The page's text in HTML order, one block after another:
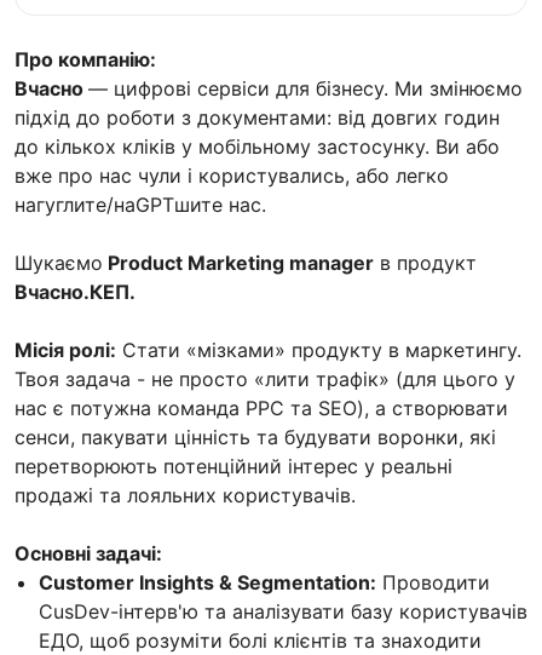
Про компанію:
Вчасно — цифрові сервіси для бізнесу. Ми змінюємо
підхід до роботи з документами: від довгих годин
до кількох кліків у мобільному застосунку. Ви або
вже про нас чули і користувались, або легко
нагуглите/наGPTшите нас.
Шукаємо Product Marketing manager в продукт
Вчасно.КЕП.
Місія ролі: Стати «мізками» продукту в маркетингу.
Твоя задача - не просто «лити трафік» (для цього у
нас є потужна команда PPC та SEO), а створювати
сенси, пакувати цінність та будувати воронки, які
перетворюють потенційний інтерес у реальні
продажі та лояльних користувачів.
Основні задачі:
Customer Insights & Segmentation: Проводити
CusDev-інтерв'ю та аналізувати базу користувачів
ЕДО, щоб розуміти болі клієнтів та знаходити